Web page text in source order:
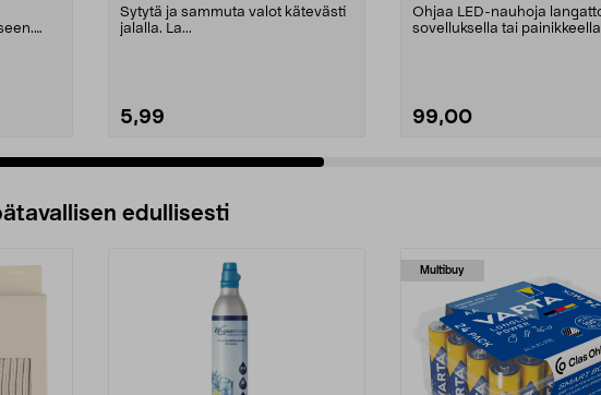
Sytytä ja sammuta valot kätevästi
jalalla. La...
5,99
Ohjaa LED-nauhoja
sovelluksella tai
99,00
edullisesti
Multibuy